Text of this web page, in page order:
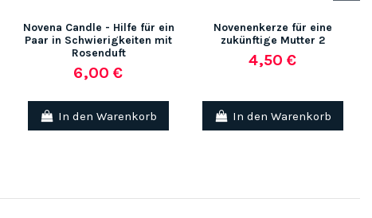
Novena Candle - Hilfe für ein
Paar in Schwierigkeiten mit
Rosenduft
6,00 €
In den Warenkorb
Novenenkerze für eine
zukünftige Mutter 2
4,50 €
In den Warenkorb